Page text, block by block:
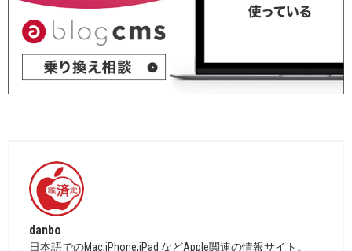
danbo
日本語でのMac,iPhone,iPad などApple関連の情報サイト。